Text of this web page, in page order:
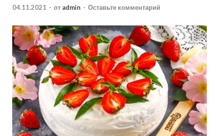
04.11.2021 - от admin - Оставьте комментарий